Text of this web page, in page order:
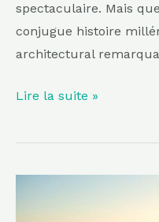
spectaculaire. Mais
conjugue histoire
architectural
Lire la suite »